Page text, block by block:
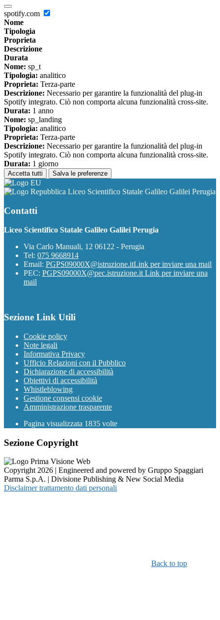
spotify.com
Nome
Tipologia
Proprieta
Descrizione
Durata
Nome: sp_t
Tipologia: analitico
Proprieta: Terza-parte
Descrizione: Necessario per garantire la funzionalità del plug-in
Spotify integrato. Ciò non comporta alcuna funzionalità cross-site.
Durata: 1 anno
Nome: sp_landing
Tipologia: analitico
Proprieta: Terza-parte
Descrizione: Necessario per garantire la funzionalità del plug-in
Spotify integrato. Ciò non comporta alcuna funzionalità cross-site.
Durata: 1 giorno
Accetta tutti Salva le preferenze
Liceo Scientifico Statale Galileo Galilei Perugia
Contatti
Liceo Scientifico Statale Galileo Galilei Perugia
Via Carlo Manuali, 12 06122 - Perugia
Tel: 075 9668914
Email: PGPS09000X@istruzione.itLink per inviare una mail
PEC: PGPS09000X@pec.istruzione.it Link per inviare una
mail
Sezione Link Utili
Cookie policy
Note legali
Informativa Privacy
Ufficio Relazioni con il Pubblico
Dichiarazione di accessibilità
Obiettivi di accessibilità
Whistleblowing
Gestione consensi cookie
Amministrazione trasparente
Pagina visualizzata 1835 volte
Sezione Copyright
Copyright 2026 | Engineered and powered by Gruppo Spaggiari
Parma S.p.A. | Divisione Publishing & New Social Media
Disclaimer trattamento dati personali
Back to top